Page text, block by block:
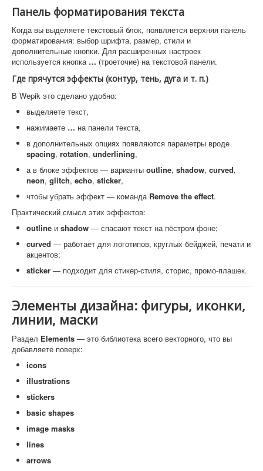
Панель форматирования текста
Когда вы выделяете текстовый блок, появляется верхняя панель
форматирования: выбор шрифта, размер, стили и
дополнительные кнопки. Для расширенных настроек
используется кнопка … (троеточие) на текстовой панели.
Где прячутся эффекты (контур, тень, дуга и т. п.)
В Wepik это сделано удобно:
выделяете текст,
нажимаете … на панели текста,
в дополнительных опциях появляются параметры вроде
spacing, rotation, underlining,
а в блоке эффектов — варианты outline, shadow, curved,
neon, glitch, echo, sticker,
чтобы убрать эффект — команда Remove the effect.
Практический смысл этих эффектов:
outline и shadow — спасают текст на пёстром фоне;
curved — работает для логотипов, круглых бейджей, печати и
акцентов;
sticker — подходит для стикер-стиля, сторис, промо-плашек.
Элементы дизайна: фигуры, иконки,
линии, маски
Раздел Elements — это библиотека всего векторного, что вы
добавляете поверх:
icons
illustrations
stickers
basic shapes
image masks
lines
arrows